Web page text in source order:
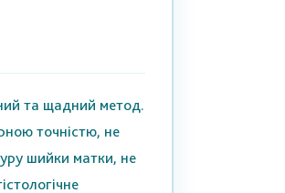
та щадний метод.
точністю, не
шийки матки, не